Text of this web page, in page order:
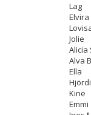
Lag
Elvira
Jolie
Alicia
Alva B
Ella
Kine
Emmi